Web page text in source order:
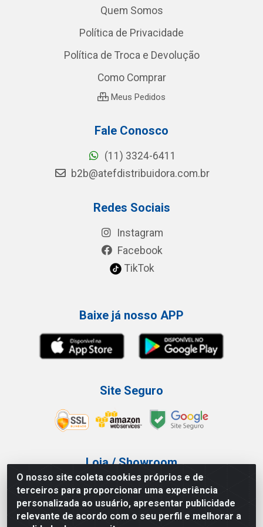
O nosso site coleta cookies próprios e de
terceiros para proporcionar uma experiência
personalizada ao usuário, apresentar publicidade
relevante de acordo com o seu perfil e melhorar a
Quem Somos
Política de Privacidade
Política de Troca e Devolução
Como Comprar
Meus Pedidos
Fale Conosco
(11) 3324-6411
b2b@atefdistribuidora.com.br
Redes Sociais
Instagram
Facebook
TikTok
Baixe já nosso APP
Site Seguro
Loja / Showroom
Tel.: (11) 3227-0546
Av Vautier, 587/597 - Pari - São Paulo/SP